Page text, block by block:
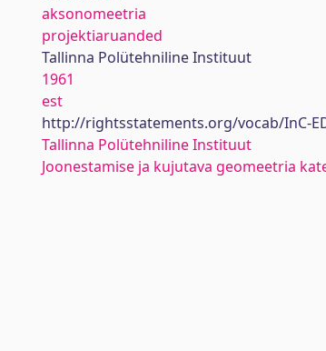
aksonomeetria
projektiaruanded
Tallinna Polütehniline Instituut
1961
est
http://rightsstatements.org/vocab/InC-
Tallinna Polütehniline Instituut
Joonestamise ja kujutava geomeetria